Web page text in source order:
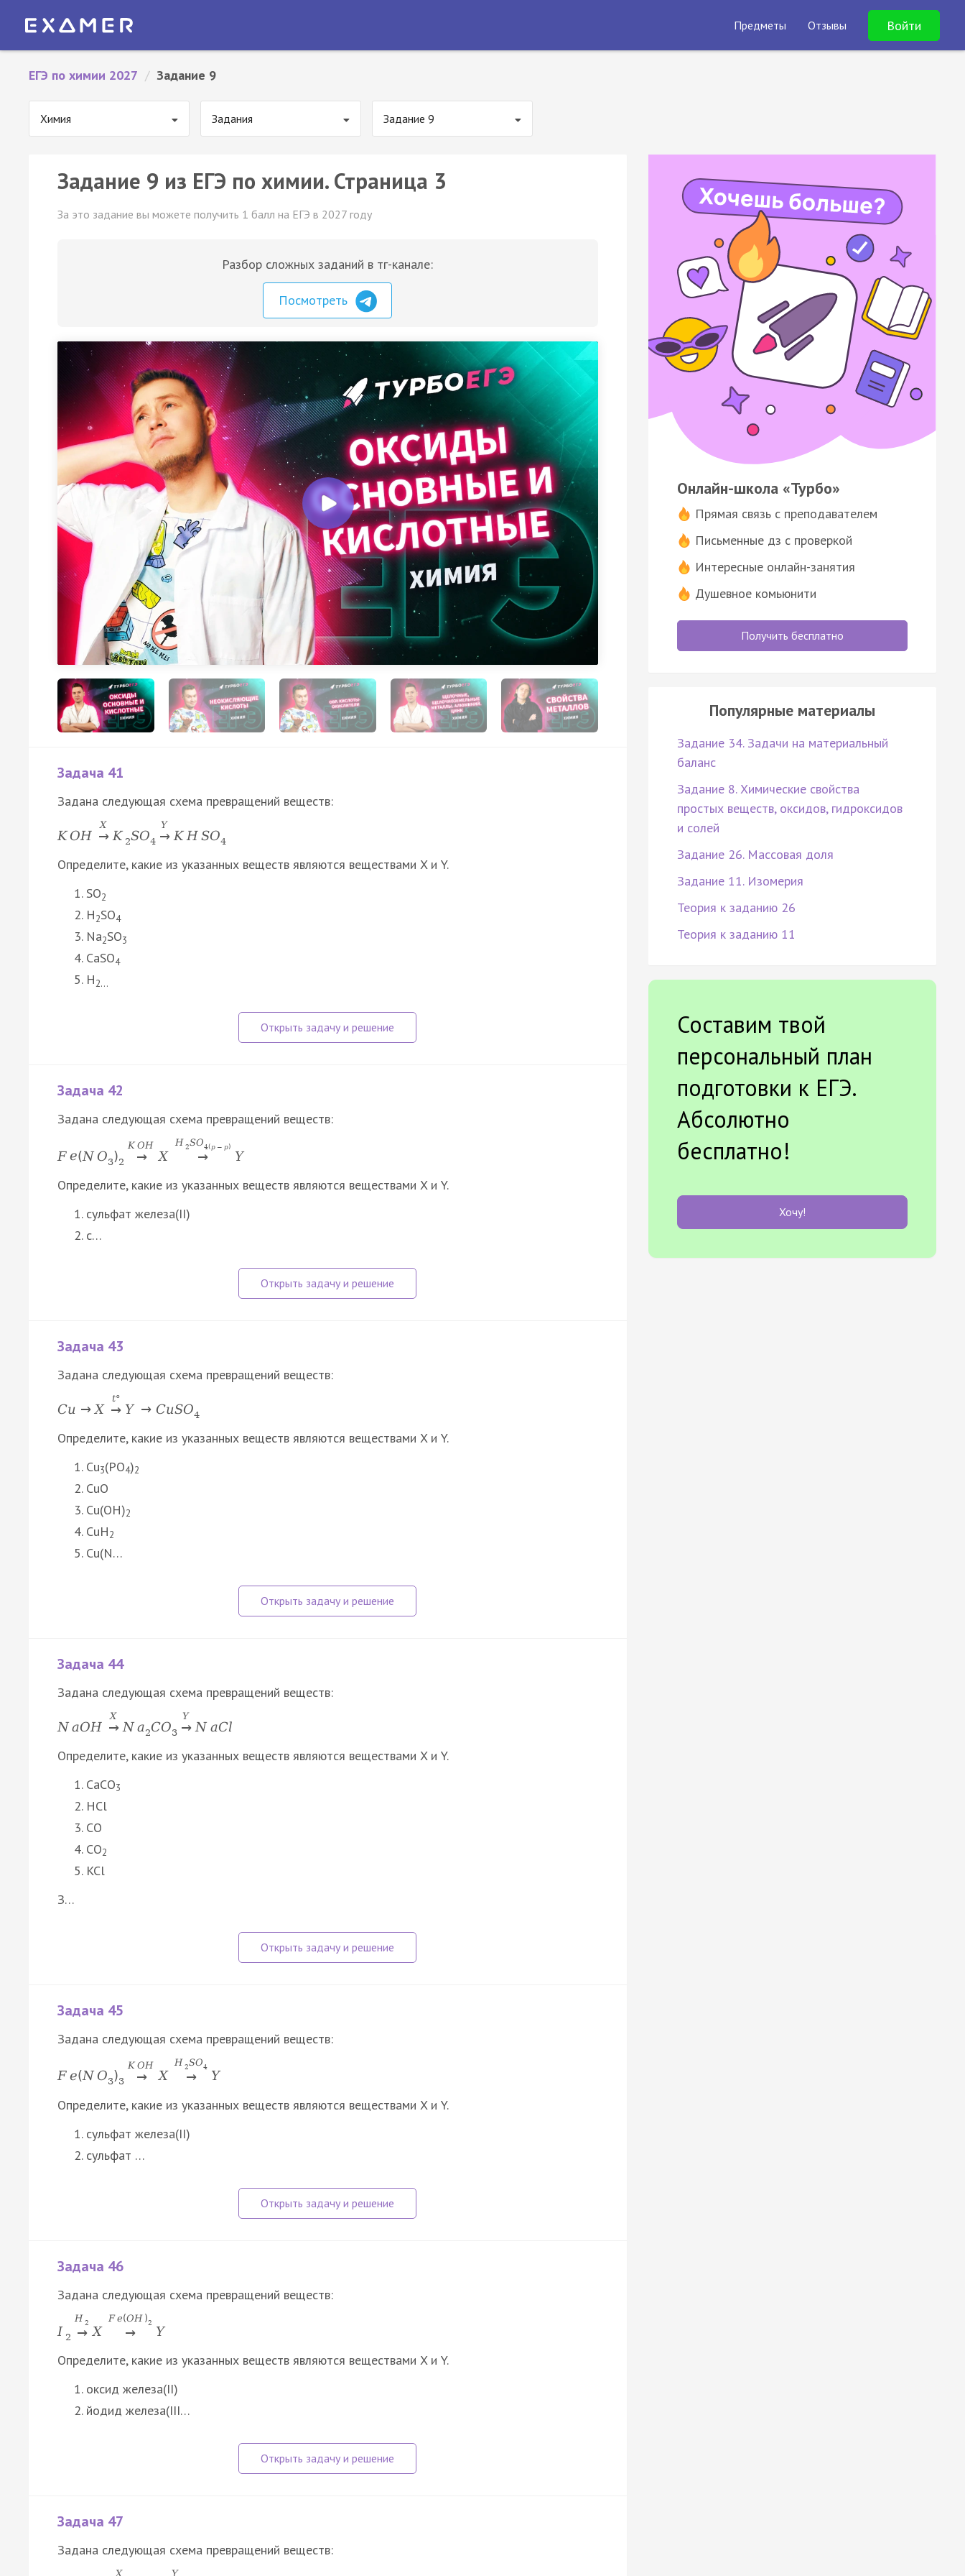
Предметы Отзывы Войти
ЕГЭ по химии 2027 / Задание 9
Химия Задания Задание 9
Задание 9 из ЕГЭ по химии. Страница 3
За это задание вы можете получить 1 балл на ЕГЭ в 2027 году
Разбор сложных заданий в тг-канале:
Посмотреть
Задача 41
Задана следующая схема превращений веществ:
K OH
X
→ K 2SO4
Y
→ K H SO4
Определите, какие из указанных веществ являются веществами X и Y.
SO2
H2SO4
Na2SO3
CaSO4
H2…
Задача 42
Задана следующая схема превращений веществ:
Fe(N O3)2
KOH
→ X
H 2SO4( р − р)
→ Y
Определите, какие из указанных веществ являются веществами X и Y.
сульфат железа(II)
с…
Задача 43
Задана следующая схема превращений веществ:
Cu → X
t°
→ Y → CuSO4
Определите, какие из указанных веществ являются веществами X и Y.
Cu3(PO4)2
CuO
Cu(OH)2
CuH2
Cu(N…
Задача 44
Задана следующая схема превращений веществ:
NaOH
X
→ Na2CO3
Y
→ N aCl
Определите, какие из указанных веществ являются веществами X и Y.
CaCO3
HCl
CO
CO2
KCl
З…
Задача 45
Задана следующая схема превращений веществ:
Fe(N O3)3
KOH
→ X
H 2SO4
→ Y
Определите, какие из указанных веществ являются веществами X и Y.
сульфат железа(II)
сульфат …
Задача 46
Задана следующая схема превращений веществ:
I 2
H 2
→ X
Fe(OH )2
→ Y
Определите, какие из указанных веществ являются веществами X и Y.
оксид железа(II)
йодид железа(III…
Задача 47
Задана следующая схема превращений веществ:
X Y
Онлайн-школа «Турбо»
Прямая связь с преподавателем
Письменные дз с проверкой
Интересные онлайн-занятия
Душевное комьюнити
Получить бесплатно
Популярные материалы
Задание 34. Задачи на материальный
баланс
Задание 8. Химические свойства
простых веществ, оксидов, гидроксидов
и солей
Задание 26. Массовая доля
Задание 11. Изомерия
Теория к заданию 26
Теория к заданию 11
Составим твой
персональный план
подготовки к ЕГЭ.
Абсолютно
бесплатно!
Хочу!